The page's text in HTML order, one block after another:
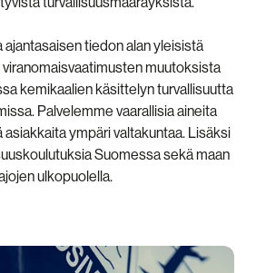
ajantasaisen tiedon alan yleisistä
muutoksista
kemikaalien käsittelyn turvallisuutta
Palvelemme vaarallisia aineita
ympäri valtakuntaa. Lisäksi
Suomessa sekä maan
ulkopuolella.